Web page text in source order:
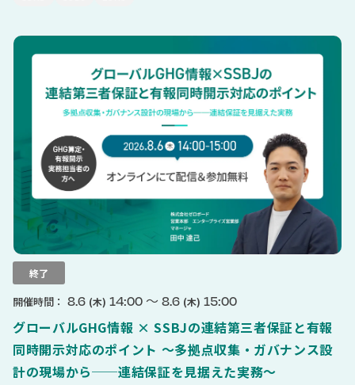
終了
開催時間： 8.6 (木) 14:00 〜 8.6 (木) 15:00
グローバルGHG情報 × SSBJの連結第三者保証と有報
同時開示対応のポイント 〜多拠点収集・ガバナンス設
計の現場から──連結保証を見据えた実務〜